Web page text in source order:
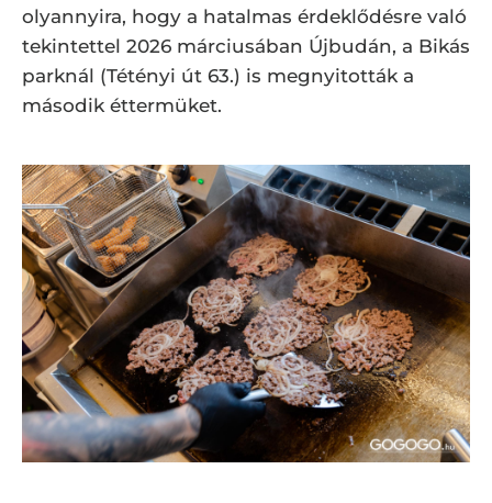
olyannyira, hogy a hatalmas érdeklődésre való
tekintettel 2026 márciusában Újbudán, a Bikás
parknál (Tétényi út 63.) is megnyitották a
második éttermüket.